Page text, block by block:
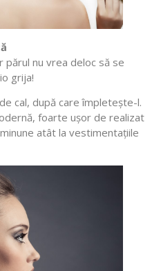
nu vrea deloc să se
grija!
cal, după care împletește-l.
foarte ușor de realizat
atât la vestimentațiile